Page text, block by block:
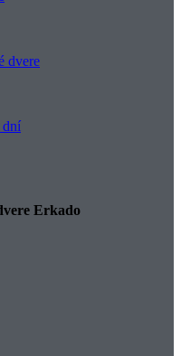
dvere
dní
Erkado